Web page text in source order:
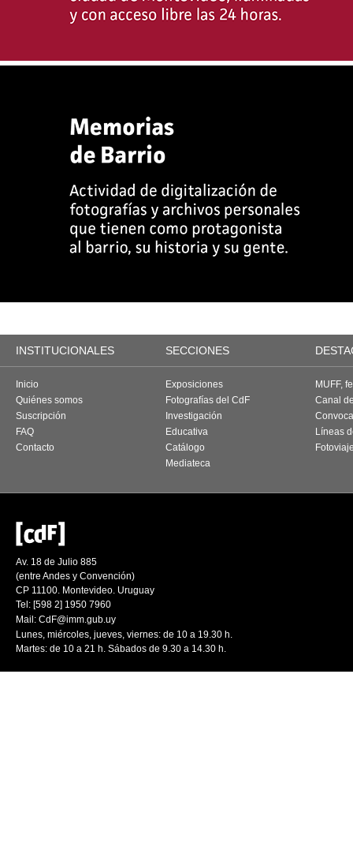
INSTITUCIONALES SECCIONES
Inicio
Quiénes somos
Suscripción
FAQ
Contacto
Exposiciones
Fotografías del CdF
Investigación
Educativa
Catálogo
Mediateca
MUFF,
Canal
Líneas
Av. 18 de Julio 885
(entre Andes y Convención)
CP 11100. Montevideo. Uruguay
Tel: [598 2] 1950 7960
Mail: CdF@imm.gub.uy
Lunes, miércoles, jueves, viernes: de 10 a 19.30 h.
Martes: de 10 a 21 h. Sábados de 9.30 a 14.30 h.